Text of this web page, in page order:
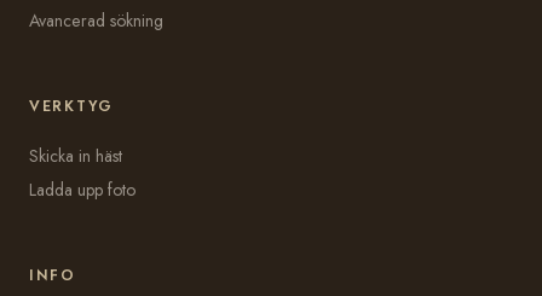
Avancerad sökning
VERKTYG
Skicka in häst
Ladda upp foto
INFO